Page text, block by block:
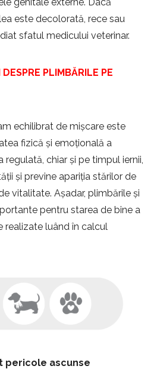
este decolorată, rece sau
sfatul medicului veterinar.
PLIMBĂRILE PE
echilibrat de mișcare este
fizică și emoțională a
chiar și pe timpul iernii,
și previne apariția stărilor de
vitalitate. Așadar, plimbările și
pentru starea de bine a
realizate luând în calcul
pericole ascunse